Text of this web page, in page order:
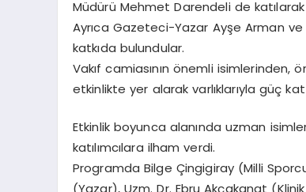
Müdürü Mehmet Darendeli de
Ayrıca Gazeteci-Yazar Ayşe Arman
katkıda bulundular.
Vakıf camiasının önemli isimlerinden,
etkinlikte yer alarak varlıklarıyla güç
Etkinlik boyunca alanında uzman
katılımcılara ilham verdi.
Programda Bilge Çingigiray (Milli
(Yazar), Uzm. Dr. Ebru Akçakanat